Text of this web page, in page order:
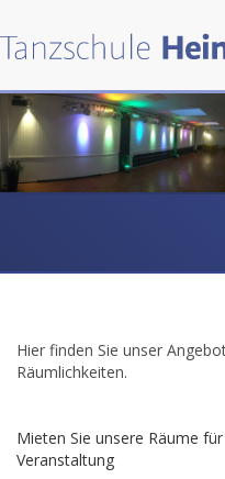
Hier finden Sie unser
Räumlichkeiten.
Mieten Sie unsere Räume
Veranstaltung